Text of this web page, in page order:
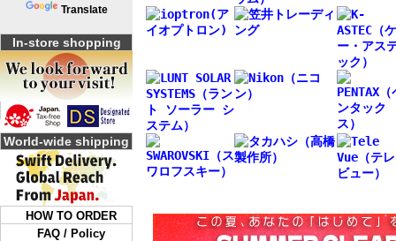
Translate
In-store shopping
World-wide shipping
HOW TO ORDER
FAQ / Policy